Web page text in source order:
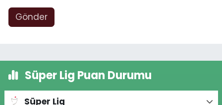
Gönder
Süper Lig Puan Durumu
Süper Lig